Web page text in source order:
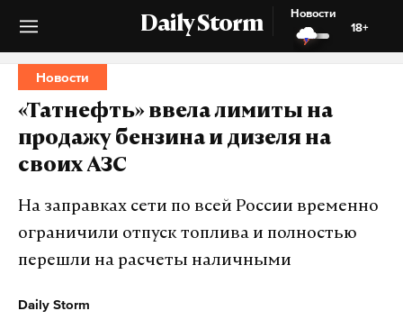
Daily Storm
Новости
18+
Новости
«Татнефть» ввела лимиты на
продажу бензина и дизеля на
своих АЗС
На заправках сети по всей России временно
ограничили отпуск топлива и полностью
перешли на расчеты наличными
Daily Storm